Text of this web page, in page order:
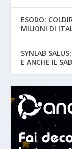
ESODO:
MILIONI DI
SYNLAB
E ANCHE IL